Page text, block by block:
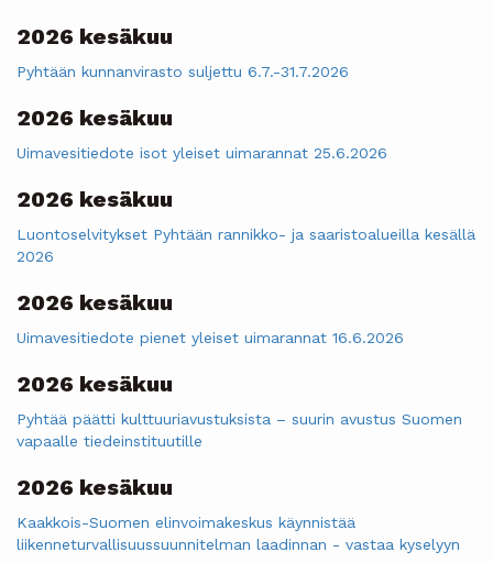
2026 kesäkuu
Pyhtään kunnanvirasto suljettu 6.7.-31.7.2026
2026 kesäkuu
Uimavesitiedote isot yleiset uimarannat 25.6.2026
2026 kesäkuu
Luontoselvitykset Pyhtään rannikko- ja saaristoalueilla kesällä
2026
2026 kesäkuu
Uimavesitiedote pienet yleiset uimarannat 16.6.2026
2026 kesäkuu
Pyhtää päätti kulttuuriavustuksista – suurin avustus Suomen
vapaalle tiedeinstituutille
2026 kesäkuu
Kaakkois-Suomen elinvoimakeskus käynnistää
liikenneturvallisuussuunnitelman laadinnan - vastaa kyselyyn